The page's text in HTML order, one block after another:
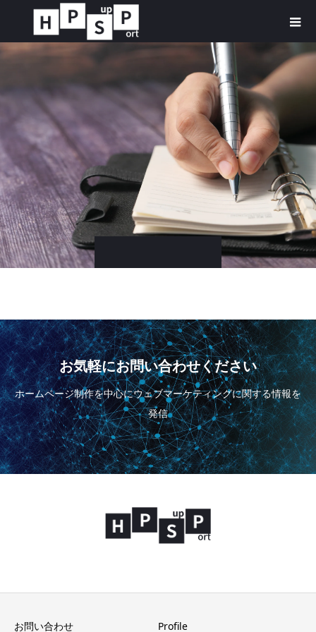
お気軽にお問い合わせください
ホームページ制作を中心にウェブマーケティングに関する情報を
発信
お問い合わせ Profile